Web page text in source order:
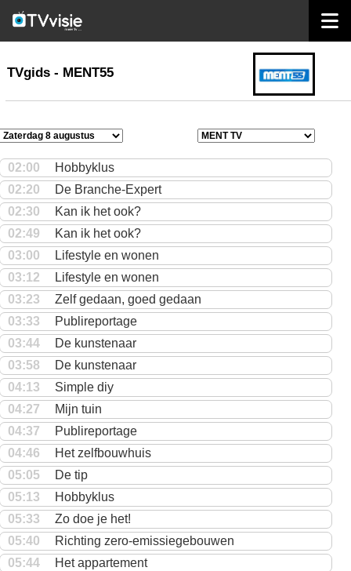
TVgids
TVgids - MENT55
02:00
Hobbyklus
02:20
De Branche-Expert
02:30
Kan ik het ook?
02:49
Kan ik het ook?
03:00
Lifestyle en wonen
03:12
Lifestyle en wonen
03:23
Zelf gedaan, goed gedaan
03:33
Publireportage
03:44
De kunstenaar
03:58
De kunstenaar
04:13
Simple diy
04:27
Mijn tuin
04:37
Publireportage
04:46
Het zelfbouwhuis
05:05
De tip
05:13
Hobbyklus
05:33
Zo doe je het!
05:40
Richting zero-emissiegebouwen
05:44
Het appartement